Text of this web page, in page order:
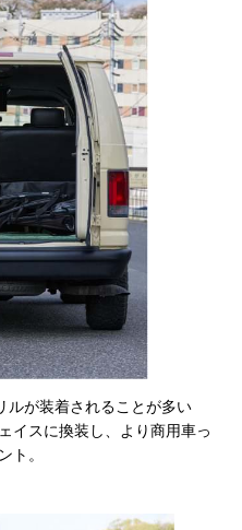
ルが装着されることが多い
イスに換装し、より商用車っ
ト。